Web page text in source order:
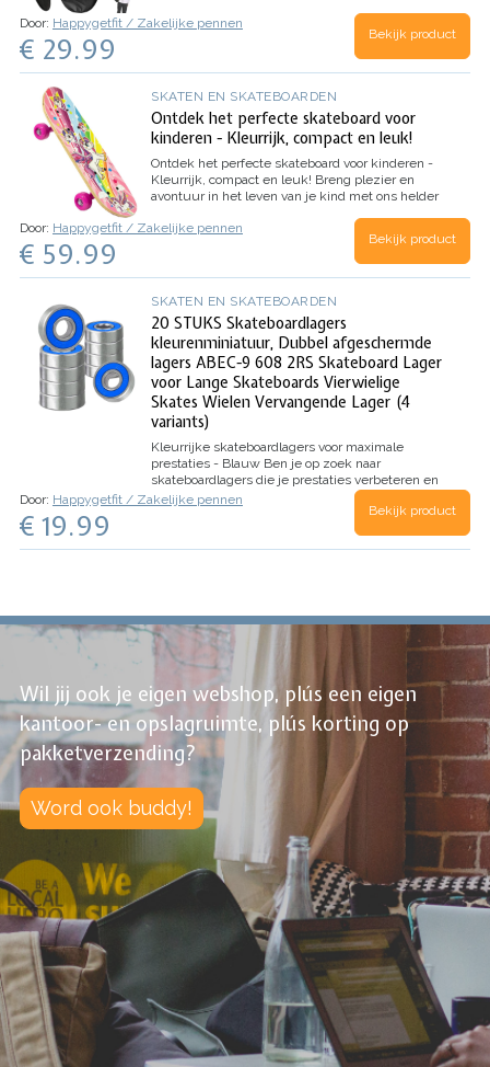
duurzaamheid waarderen. Gemaakt van
Door: Happygetfit / Zakelijke pennen
€ 29.99 Bekijk product
SKATEN EN SKATEBOARDEN
Ontdek het perfecte skateboard voor
kinderen - Kleurrijk, compact en leuk!
Ontdek het perfecte skateboard voor kinderen -
Kleurrijk, compact en leuk! Breng plezier en
avontuur in het leven van je kind met ons helder
voor kinderen van alle vaardigheidsniveaus, is…
Door: Happygetfit / Zakelijke pennen
€ 59.99 Bekijk product
SKATEN EN SKATEBOARDEN
20 STUKS Skateboardlagers
kleurenminiatuur, Dubbel afgeschermde
lagers ABEC-9 608 2RS Skateboard Lager
voor Lange Skateboards Vierwielige
Skates Wielen Vervangende Lager (4
variants)
Kleurrijke skateboardlagers voor maximale
prestaties - Blauw Ben je op zoek naar
skateboardlagers die je prestaties verbeteren en
langer meegaan? Onze set van 20 stuks
skateboardlagers biedt de perfecte oplossing
Door: Happygetfit / Zakelijke pennen
€ 19.99 Bekijk product
Wil jij ook je eigen webshop, plús een eigen
kantoor- en opslagruimte, plús korting op
pakketverzending?
Word ook buddy!